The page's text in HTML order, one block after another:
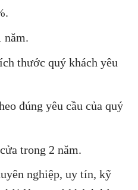
năm.
thước quý khách yêu
đúng yêu cầu của quý
trong 2 năm.
nghiệp, uy tín, kỹ